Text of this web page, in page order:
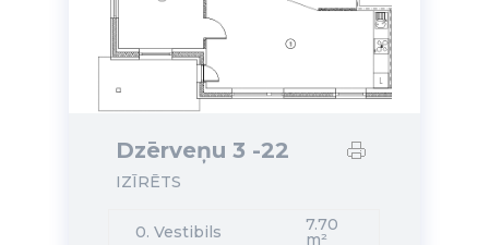
Dzērveņu 3 -22
IZĪRĒTS
0. Vestibils 7.70
m²